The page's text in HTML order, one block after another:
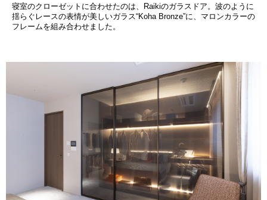
寝室のクローゼットに合わせたのは、Raikiのガラスドア。波のように
揺らぐレースの表情が美しいガラス“Koha Bronze”に、マロンカラーの
フレームを組み合わせました。